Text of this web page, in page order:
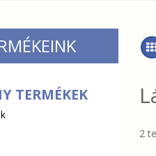
TERMÉKEK
2